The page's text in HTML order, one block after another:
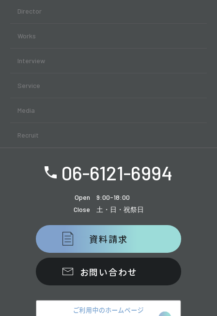
Director
Works
Interview
Service
Media
Recruit
06-6121-6994
Open
9:00-18:00
Close
土・日・祝祭日
資料請求
お問い合わせ